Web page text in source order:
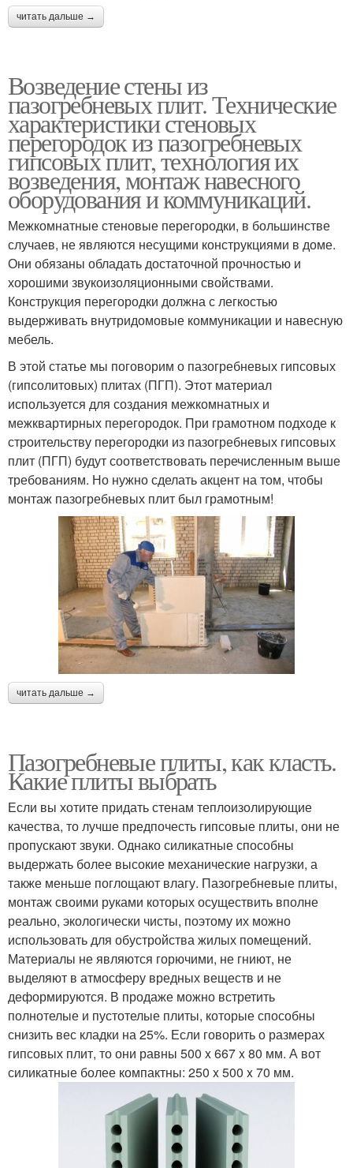
читать дальше →
Возведение стены из
пазогребневых плит. Технические
характеристики стеновых
перегородок из пазогребневых
гипсовых плит, технология их
возведения, монтаж навесного
оборудования и коммуникаций.
Межкомнатные стеновые перегородки, в большинстве
случаев, не являются несущими конструкциями в доме.
Они обязаны обладать достаточной прочностью и
хорошими звукоизоляционными свойствами.
Конструкция перегородки должна с легкостью
выдерживать внутридомовые коммуникации и навесную
мебель.
В этой статье мы поговорим о пазогребневых гипсовых
(гипсолитовых) плитах (ПГП). Этот материал
используется для создания межкомнатных и
межквартирных перегородок. При грамотном подходе к
строительству перегородки из пазогребневых гипсовых
плит (ПГП) будут соответствовать перечисленным выше
требованиям. Но нужно сделать акцент на том, чтобы
монтаж пазогребневых плит был грамотным!
читать дальше →
Пазогребневые плиты, как класть.
Какие плиты выбрать
Если вы хотите придать стенам теплоизолирующие
качества, то лучше предпочесть гипсовые плиты, они не
пропускают звуки. Однако силикатные способны
выдержать более высокие механические нагрузки, а
также меньше поглощают влагу. Пазогребневые плиты,
монтаж своими руками которых осуществить вполне
реально, экологически чисты, поэтому их можно
использовать для обустройства жилых помещений.
Материалы не являются горючими, не гниют, не
выделяют в атмосферу вредных веществ и не
деформируются. В продаже можно встретить
полнотелые и пустотелые плиты, которые способны
снизить вес кладки на 25%. Если говорить о размерах
гипсовых плит, то они равны 500 x 667 x 80 мм. А вот
силикатные более компактны: 250 x 500 x 70 мм.